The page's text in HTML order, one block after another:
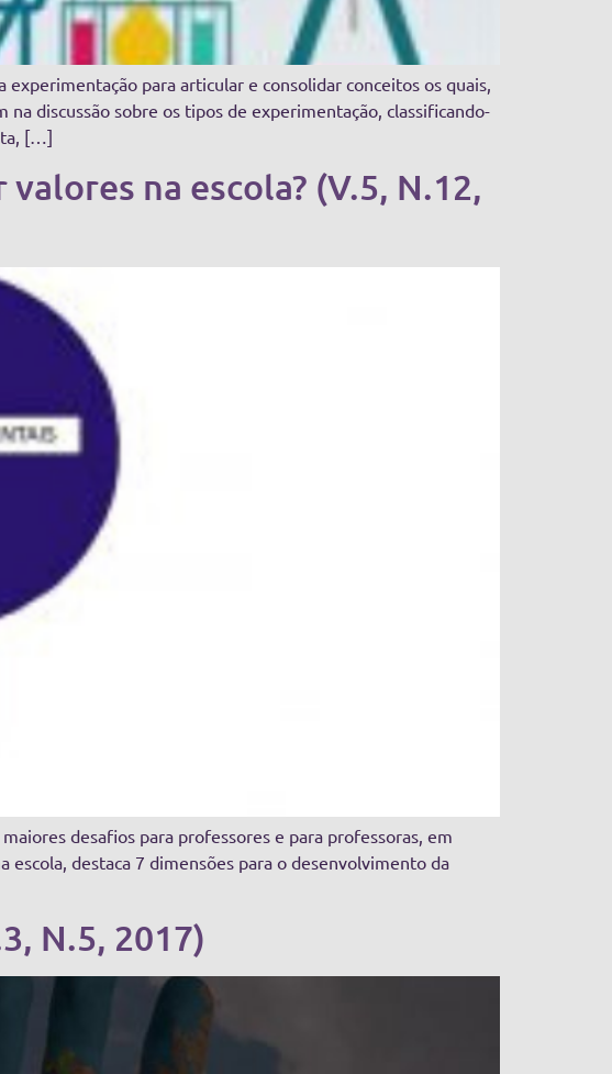
para articular e consolidar conceitos os quais,
discussão sobre os tipos de experimentação, classificando-
[…]
na escola? (V.5, N.12,
desafios para professores e para professoras, em
escola, destaca 7 dimensões para o desenvolvimento da
N.5, 2017)